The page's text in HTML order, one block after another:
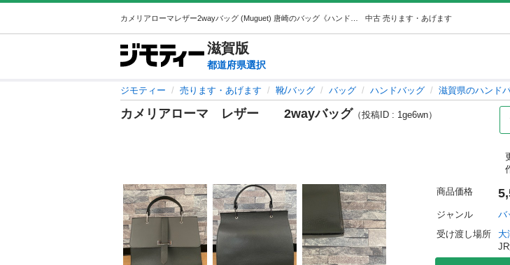
中古 売ります・あげます
滋賀版
都道府県選択
ジモティー 売ります・あげます 靴/バッグ バッグ ハンドバッグ 滋賀県のハンド
カメリアローマ レザー 2wayバッグ （投稿ID : 1ge6wn）
商品価格
ジャンル バ
受け渡し場所
大